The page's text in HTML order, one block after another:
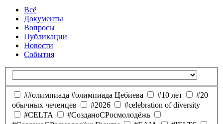
Всё
Документы
Вопросы
Публикации
Новости
События
##олимпиада #олимпиада Цебиева #10 лет
#20
обычных чеченцев
#2026
#celebration of diversity
#CELTA
#CозданоCРосмолодёжь